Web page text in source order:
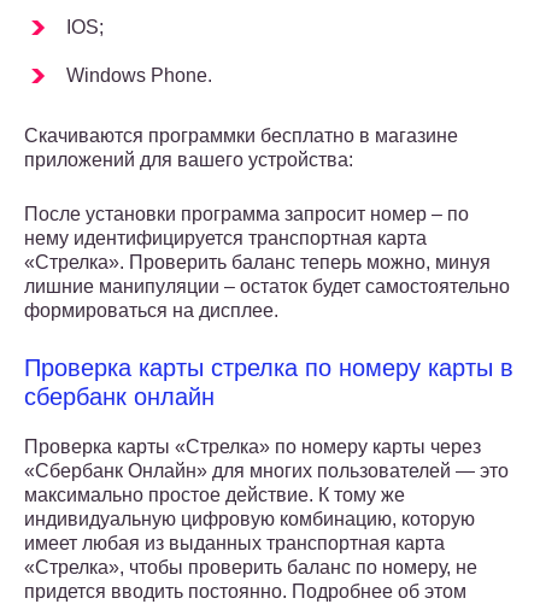
IOS;
Windows Phone.
Скачиваются программки бесплатно в магазине
приложений для вашего устройства:
После установки программа запросит номер – по
нему идентифицируется транспортная карта
«Стрелка». Проверить баланс теперь можно, минуя
лишние манипуляции – остаток будет самостоятельно
формироваться на дисплее.
Проверка карты стрелка по номеру карты в
сбербанк онлайн
Проверка карты «Стрелка» по номеру карты через
«Сбербанк Онлайн» для многих пользователей — это
максимально простое действие. К тому же
индивидуальную цифровую комбинацию, которую
имеет любая из выданных транспортная карта
«Стрелка», чтобы проверить баланс по номеру, не
придется вводить постоянно. Подробнее об этом